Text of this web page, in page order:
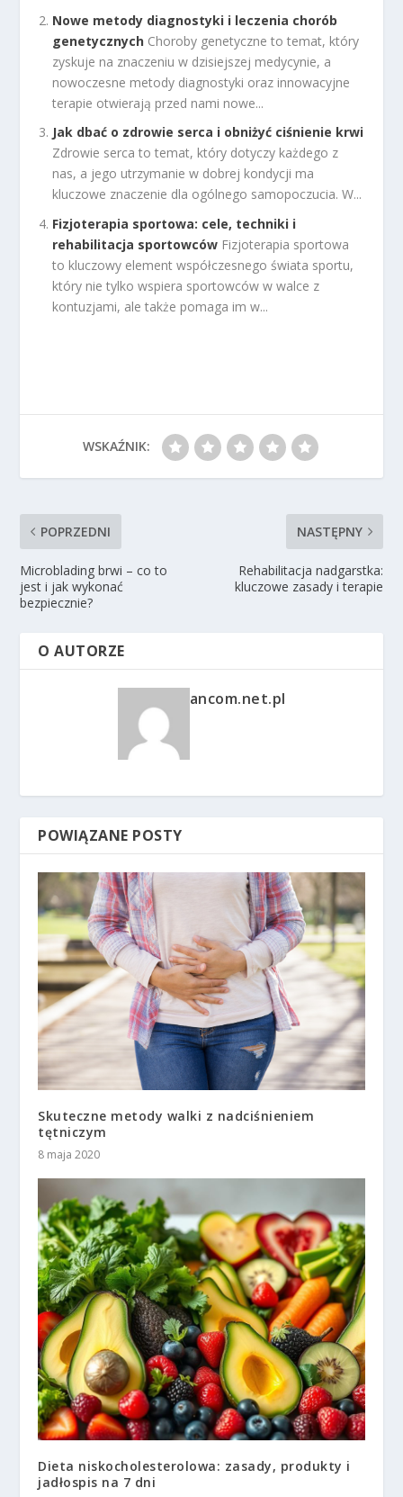
Nowe metody diagnostyki i leczenia chorób
genetycznych Choroby genetyczne to temat, który
zyskuje na znaczeniu w dzisiejszej medycynie, a
nowoczesne metody diagnostyki oraz innowacyjne
terapie otwierają przed nami nowe...
Jak dbać o zdrowie serca i obniżyć ciśnienie krwi
Zdrowie serca to temat, który dotyczy każdego z
nas, a jego utrzymanie w dobrej kondycji ma
kluczowe znaczenie dla ogólnego samopoczucia. W...
Fizjoterapia sportowa: cele, techniki i
rehabilitacja sportowców Fizjoterapia sportowa
to kluczowy element współczesnego świata sportu,
który nie tylko wspiera sportowców w walce z
kontuzjami, ale także pomaga im w...
WSKAŹNIK:
POPRZEDNI
Microblading brwi – co to
jest i jak wykonać
bezpiecznie?
NASTĘPNY
Rehabilitacja nadgarstka:
kluczowe zasady i terapie
O AUTORZE
ancom.net.pl
POWIĄZANE POSTY
Skuteczne metody walki z nadciśnieniem
tętniczym
8 maja 2020
Dieta niskocholesterolowa: zasady, produkty i
jadłospis na 7 dni